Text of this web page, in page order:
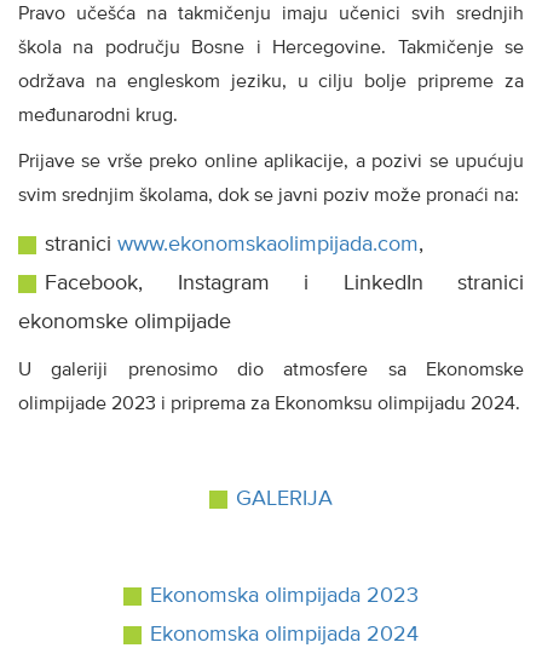
Pravo učešća na takmičenju imaju učenici svih srednjih
škola na području Bosne i Hercegovine. Takmičenje se
održava na engleskom jeziku, u cilju bolje pripreme za
međunarodni krug.
Prijave se vrše preko online aplikacije, a pozivi se upućuju
svim srednjim školama, dok se javni poziv može pronaći na:
stranici www.ekonomskaolimpijada.com,
Facebook, Instagram i LinkedIn stranici
ekonomske olimpijade
U galeriji prenosimo dio atmosfere sa Ekonomske
olimpijade 2023 i priprema za Ekonomksu olimpijadu 2024.
GALERIJA
Ekonomska olimpijada 2023
Ekonomska olimpijada 2024